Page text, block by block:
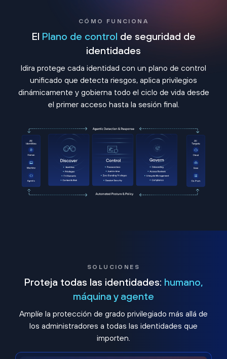
CÓMO FUNCIONA
El Plano de control de seguridad de
identidades
Idira protege cada identidad con un plano de control
unificado que detecta riesgos, aplica privilegios
dinámicamente y gobierna todo el ciclo de vida desde
el primer acceso hasta la sesión final.
SOLUCIONES
Proteja todas las identidades: humano,
máquina y agente
Amplíe la protección de grado privilegiado más allá de
los administradores a todas las identidades que
importen.